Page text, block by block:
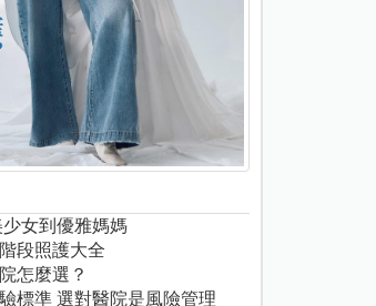
女到優雅媽媽
段照護大全
怎麼選？
標準 選對醫院是風險管理